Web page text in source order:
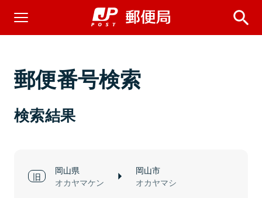
郵便番号検索
検索結果
岡山県
オカヤマケン
岡山市
オカヤマシ